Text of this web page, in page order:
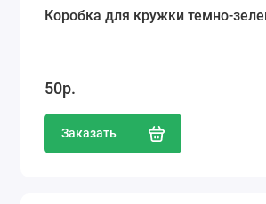
Коробка для кружки темно-
50р.
Заказать